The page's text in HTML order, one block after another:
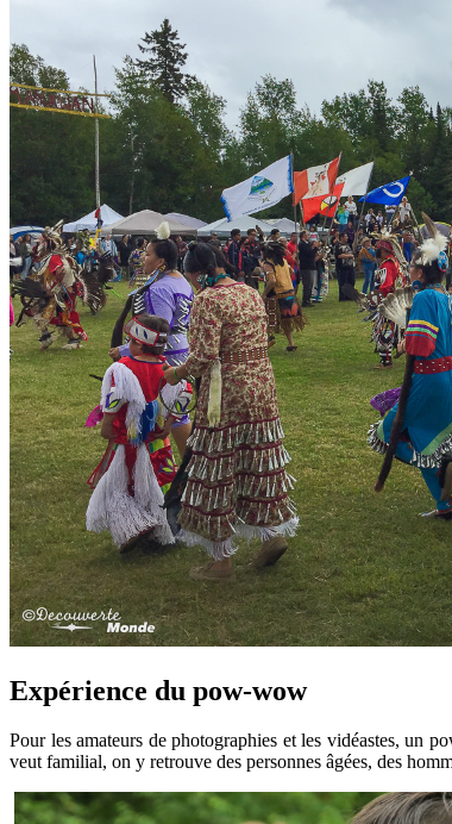
Expérience du pow-wow
Pour les amateurs de photographies et les vidéastes, un
veut familial, on y retrouve des personnes âgées, des